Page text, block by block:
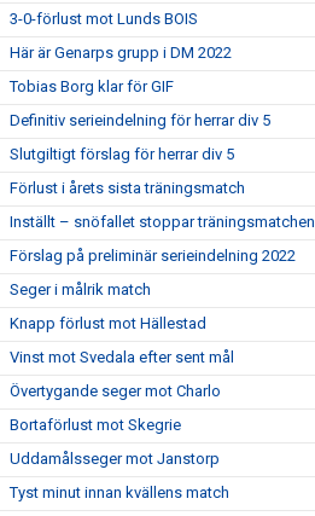
3-0-förlust mot Lunds BOIS
Här är Genarps grupp i DM 2022
Tobias Borg klar för GIF
Definitiv serieindelning för herrar div 5
Slutgiltigt förslag för herrar div 5
Förlust i årets sista träningsmatch
Inställt – snöfallet stoppar träningsmatchen
Förslag på preliminär serieindelning 2022
Seger i målrik match
Knapp förlust mot Hällestad
Vinst mot Svedala efter sent mål
Övertygande seger mot Charlo
Bortaförlust mot Skegrie
Uddamålsseger mot Janstorp
Tyst minut innan kvällens match